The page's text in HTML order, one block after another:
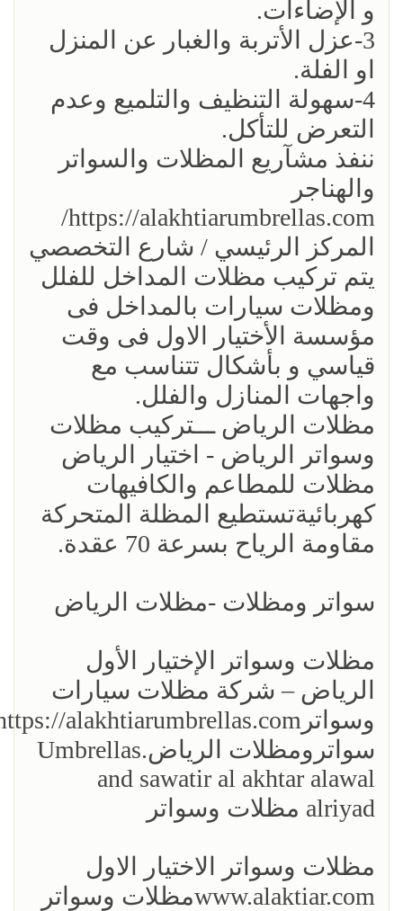
و الإضاءات.
3-عزل الأتربة والغبار عن المنزل
او الفلة.
4-سهولة التنظيف والتلميع وعدم
التعرض للتأكل.
ننفذ مشآريع المظلات والسواتر
والهناجر
https://alakhtiarumbrellas.com/
المركز الرئيسي / شارع التخصصي
يتم تركيب مظلات المداخل للفلل
ومظلات سيارات بالمداخل فى
مؤسسة الأختيار الاول فى وقت
قياسي و بأشكال تتناسب مع
واجهات المنازل والفلل.
مظلات الرياض ـــتركيب مظلات
وسواتر الرياض - اختيار الرياض
مظلات للمطاعم والكافيهات
كهربائيةتستطيع المظلة المتحركة
مقاومة الرياح بسرعة 70 عقدة.
سواتر ومظلات -مظلات الرياض
مظلات وسواتر الإختيار الأول
الرياض – شركة مظلات سيارات
سواترومظلات الرياض.Umbrellas
and sawatir al akhtar alawal
alriyad مظلات وسواتر
مظلات وسواتر الاختيار الاول
www.alaktiar.comمظلات وسواتر